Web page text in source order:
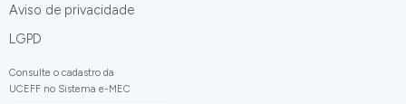
Aviso de privacidade
LGPD
Consulte o cadastro da
UCEFF no Sistema e-MEC